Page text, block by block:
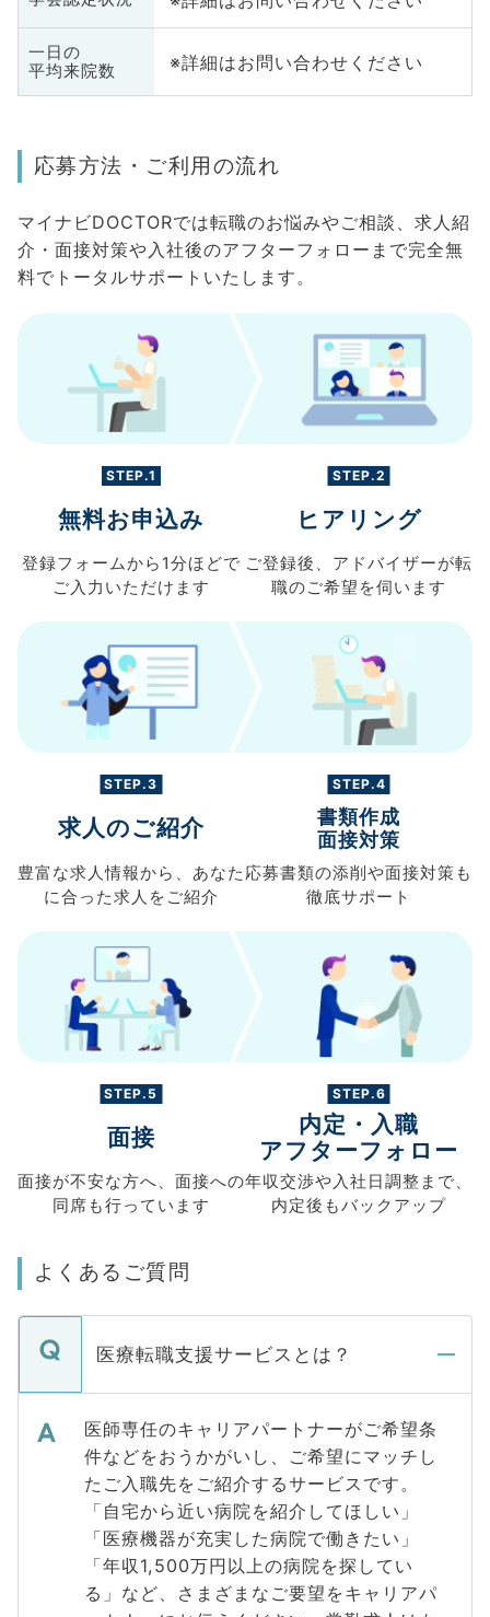
一日の
平均来院数
※詳細はお問い合わせください
応募方法・ご利用の流れ
マイナビDOCTORでは転職のお悩みやご相談、求人紹
介・面接対策や入社後のアフターフォローまで完全無
料でトータルサポートいたします。
STEP.1
無料お申込み
登録フォームから 1分ほどで
ご入力 いただけます
STEP.2
ヒアリング
ご登録後、 アドバイザーが転
職のご希望を伺います
STEP.3
求人のご紹介
豊富な求人情報から、 あなた
に合った求人を ご紹介
STEP.4
書類作成
面接対策
応募書類の添削や面接対策も
徹底サポート
STEP.5
面接
面接が不安な方へ、 面接への
同席も行っています
STEP.6
内定・入職
アフターフォロー
年収交渉や入社日調整まで、
内定後もバックアップ
よくあるご質問
医療転職支援サービスとは？
医師専任のキャリアパートナーがご希望条
件などをおうかがいし、ご希望にマッチし
たご入職先をご紹介するサービスです。
「自宅から近い病院を紹介してほしい」
「医療機器が充実した病院で働きたい」
「年収1,500万円以上の病院を探してい
る」など、さまざまなご要望をキャリアパ